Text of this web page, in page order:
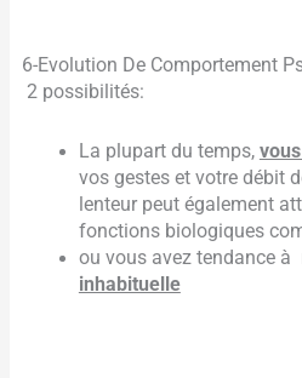
6-Evolution De Comportement
2 possibilités:
La plupart du temps,
vos gestes et votre débit
lenteur peut également
fonctions biologiques
ou vous avez tendance à
inhabituelle